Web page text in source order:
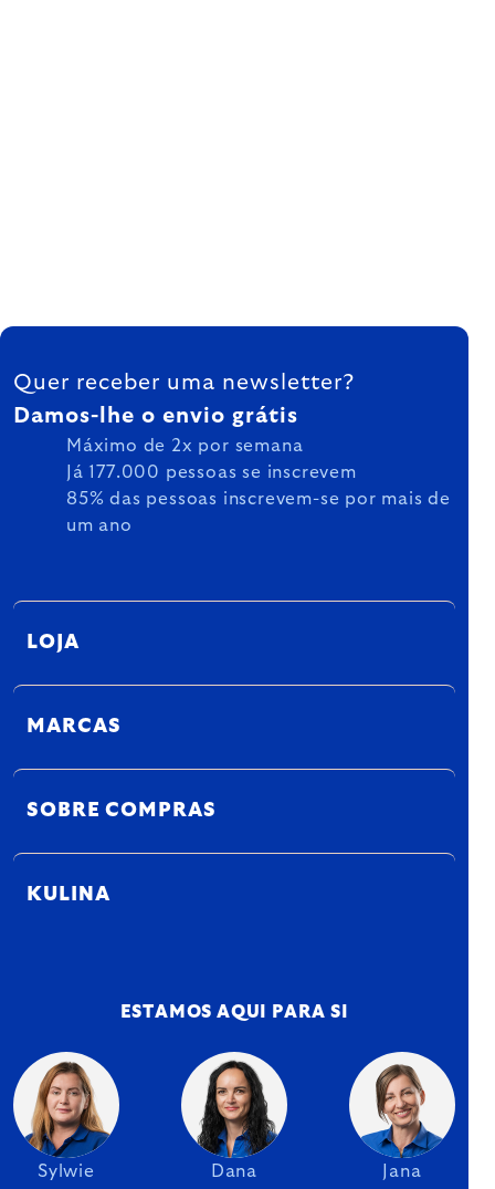
FOOTER
Quer receber uma newsletter?
Damos-lhe o envio grátis
Máximo de 2x por semana
Já 177.000 pessoas se inscrevem
85% das pessoas inscrevem-se por mais de
um ano
LOJA
MARCAS
SOBRE COMPRAS
KULINA
ESTAMOS AQUI PARA SI
Sylwie Dana Jana